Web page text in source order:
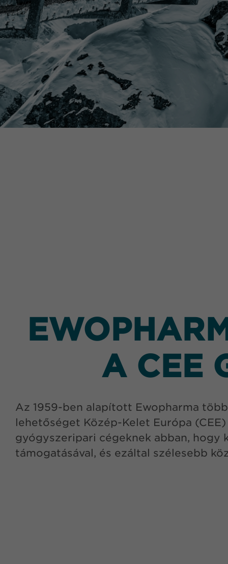
A CEE
Az 1959-ben alapított Ewopharma
lehetőséget Közép-Kelet Európa
gyógyszeripari cégeknek abban, hogy
támogatásával, és ezáltal szélesebb